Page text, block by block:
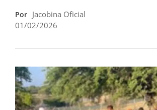
Por Jacobina Oficial
01/02/2026